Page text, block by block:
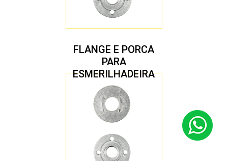
FLANGE E PORCA
PARA
ESMERILHADEIRA
4.1/2″ 22,23 MM